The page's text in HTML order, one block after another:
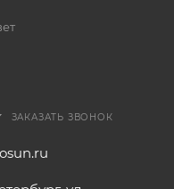
ЗАКАЗАТЬ ЗВОНОК